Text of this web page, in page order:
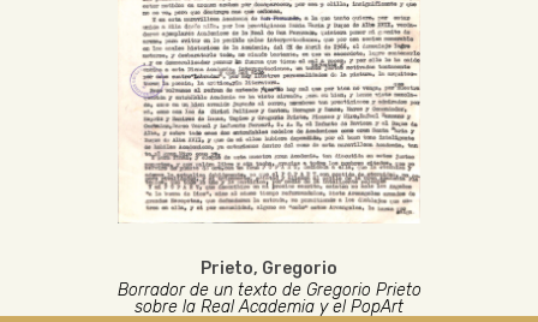
Prieto, Gregorio
Borrador de un texto de Gregorio Prieto
sobre la Real Academia y el PopArt